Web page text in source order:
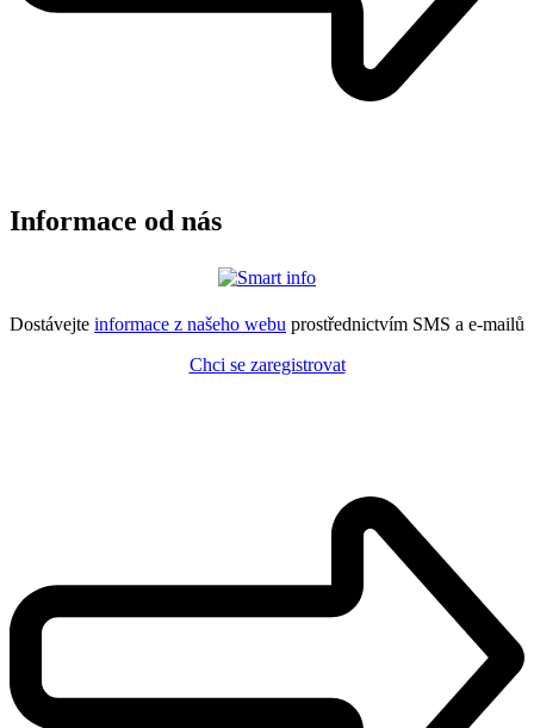
Informace od nás
Dostávejte informace z našeho webu prostřednictvím SMS a e-mailů
Chci se zaregistrovat